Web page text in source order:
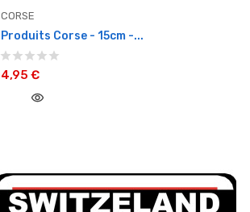
CORSE
Produits Corse - 15cm -...
4,95 €
visibility